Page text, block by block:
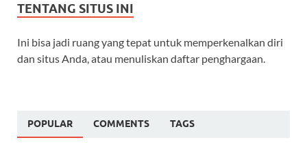
TENTANG SITUS INI
Ini bisa jadi ruang yang tepat untuk memperkenalkan diri
dan situs Anda, atau menuliskan daftar penghargaan.
POPULAR COMMENTS TAGS